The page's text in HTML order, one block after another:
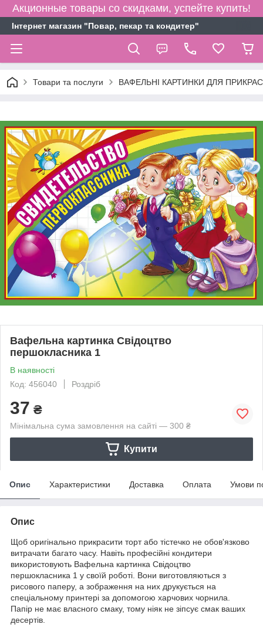
Акционные товары со скидками, успейте купить!
Інтернет магазин "Повар, пекар та кондитер"
Товари та послуги ВАФЕЛЬНІ КАРТИНКИ ДЛЯ
Вафельна картинка Свідоцтво
першокласника 1
В наявності
Код: 456040
Роздріб
37 ₴
Мінімальна сума замовлення на сайті — 300 ₴
Купити
Опис Характеристики Доставка Оплата Умови
Опис
Щоб оригінально прикрасити торт або тістечко не обов'язково
витрачати багато часу. Навіть професійні кондитери
використовують Вафельна картинка Свідоцтво
першокласника 1 у своїй роботі. Вони виготовляються з
рисового паперу, а зображення на них друкується на
спеціальному принтері за допомогою харчових чорнила.
Папір не має власного смаку, тому ніяк не зіпсує смак ваших
десертів.